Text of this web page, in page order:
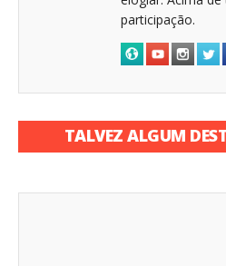
participação.
TALVEZ ALGUM